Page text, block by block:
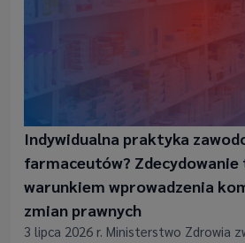
Indywidualna praktyka
farmaceutów? Zdecydowanie
warunkiem wprowadzenia
zmian prawnych
3 lipca 2026 r. Ministerstwo Zdrowia